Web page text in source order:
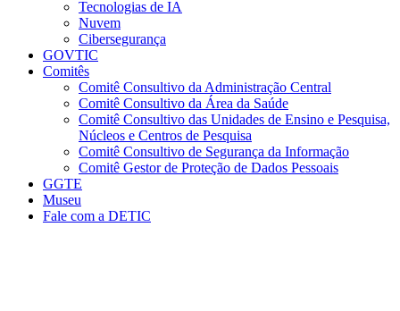
Tecnologias de IA
Nuvem
Cibersegurança
GOVTIC
Comitês
Comitê Consultivo da Administração Central
Comitê Consultivo da Área da Saúde
Comitê Consultivo das Unidades de Ensino e Pesquisa,
Núcleos e Centros de Pesquisa
Comitê Consultivo de Segurança da Informação
Comitê Gestor de Proteção de Dados Pessoais
GGTE
Museu
Fale com a DETIC